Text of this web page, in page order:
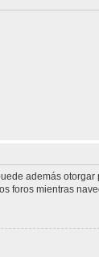
además
foros mientras